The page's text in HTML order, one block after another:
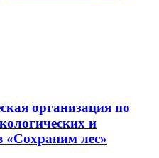
организация по
и
«Сохраним лес»